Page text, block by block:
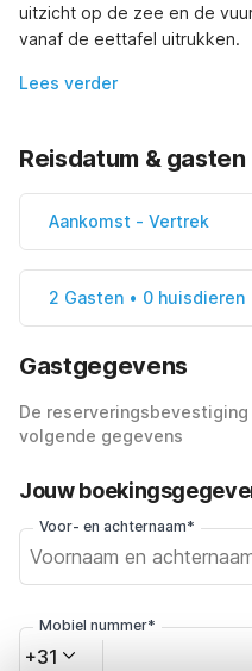
uitzicht op de zee en de
vanaf de eettafel uitrukken.
Lees verder
Reisdatum & gasten
Aankomst - Vertrek
2 Gasten • 0 huisdieren
Gastgegevens
De
volgende gegevens
Jouw
Voor- en achternaam*
Mobiel nummer*
+31